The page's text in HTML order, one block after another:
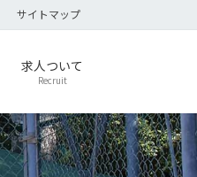
サイトマップ
求人ついて
Recruit